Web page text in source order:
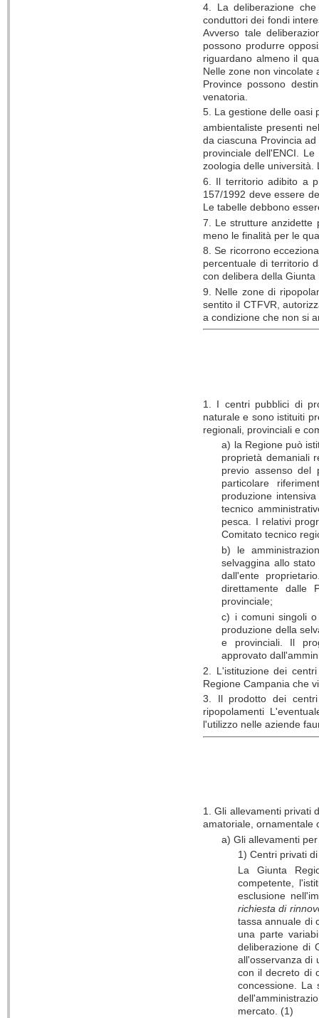
4. La deliberazione
conduttori dei fondi
Avverso tale
possono produrre
riguardano almeno il
Nelle zone non vincolate
Province possono
venatoria.
5. La gestione delle oasi
ambientaliste presenti
da ciascuna Provincia
provinciale dell'ENCI.
zoologia delle università.
6. Il territorio adibito a
157/1992 deve essere
Le tabelle debbono
7. Le strutture anzidette
meno le finalità per le
8. Se ricorrono
percentuale di territorio
con delibera della
9. Nelle zone di
sentito il CTFVR,
a condizione che non si
1. I centri pubblici di
naturale e sono istituiti
regionali, provinciali e
a) la Regione può
proprietà demaniali
previo assenso del
particolare
produzione
tecnico
pesca. I relativi
Comitato tecnico
b) le
selvaggina allo
dall'ente
direttamente dalle
provinciale;
c) i comuni singoli
produzione della
e provinciali. Il
approvato
2. L'istituzione dei
Regione Campania che
3. Il prodotto dei
ripopolamenti
l'utilizzo nelle aziende
1. Gli allevamenti privati
amatoriale, ornamentale
a) Gli allevamenti
1) Centri privati
La Giunta
competente,
esclusione
richiesta di
tassa annuale di
una parte
deliberazione di
all'osservanza di
con il decreto di
concessione. La
mercato. (1)